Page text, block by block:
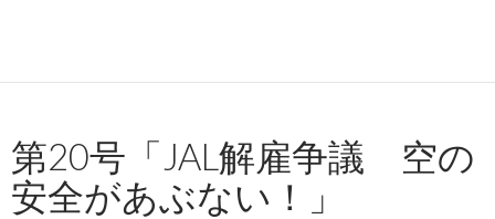
第20号「JAL解雇争議 空の
安全があぶない！」